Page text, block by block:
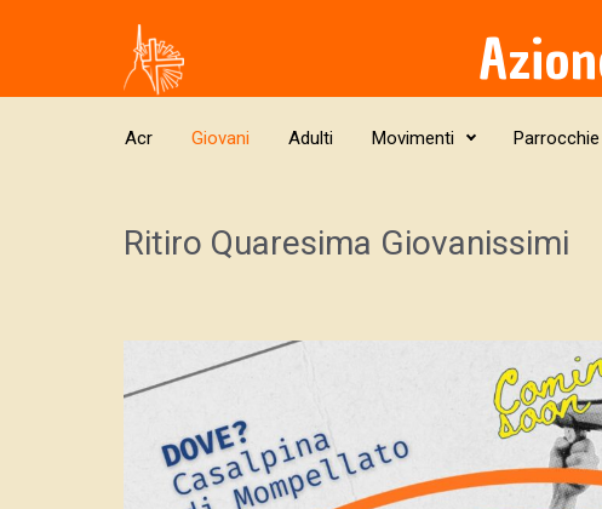
Skip to main content
Acr Giovani Adulti Movimenti Parrocchie
Ritiro Quaresima Giovanissimi